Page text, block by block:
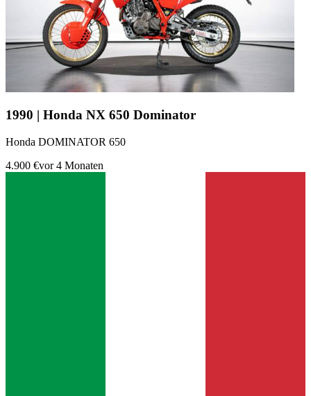
1990 | Honda NX 650 Dominator
Honda DOMINATOR 650
4.900 €vor 4 Monaten